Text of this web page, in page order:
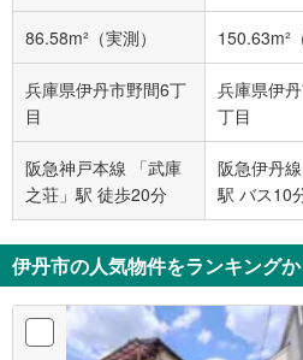
86.58m²（実測） 150.63m²
兵庫県伊丹市野間6丁
目
兵庫県伊
丁目
阪急神戸本線 「武庫
之荘」駅 徒歩20分
阪急伊丹線
駅 バス10
園前 バス
5分
伊丹市の人気物件をランキング